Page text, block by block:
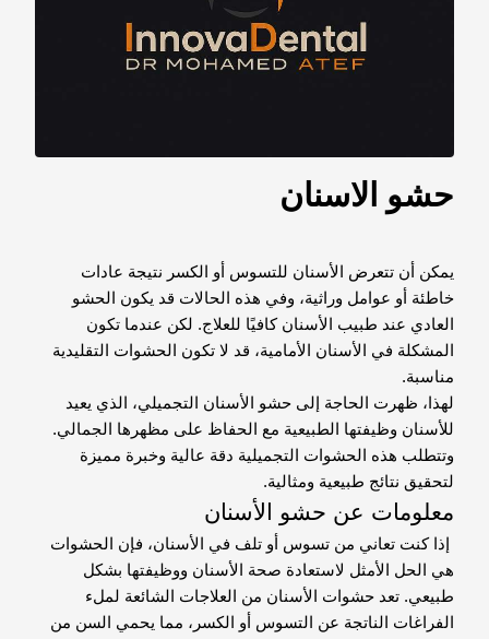
حشو الاسنان
يمكن أن تتعرض الأسنان للتسوس أو الكسر نتيجة عادات
خاطئة أو عوامل وراثية، وفي هذه الحالات قد يكون الحشو
العادي عند طبيب الأسنان كافيًا للعلاج. لكن عندما تكون
المشكلة في الأسنان الأمامية، قد لا تكون الحشوات التقليدية
مناسبة.
لهذا، ظهرت الحاجة إلى حشو الأسنان التجميلي، الذي يعيد
للأسنان وظيفتها الطبيعية مع الحفاظ على مظهرها الجمالي.
وتتطلب هذه الحشوات التجميلية دقة عالية وخبرة مميزة
لتحقيق نتائج طبيعية ومثالية.
معلومات عن حشو الأسنان
إذا كنت تعاني من تسوس أو تلف في الأسنان، فإن الحشوات
هي الحل الأمثل لاستعادة صحة الأسنان ووظيفتها بشكل
طبيعي. تعد حشوات الأسنان من العلاجات الشائعة لملء
الفراغات الناتجة عن التسوس أو الكسر، مما يحمي السن من